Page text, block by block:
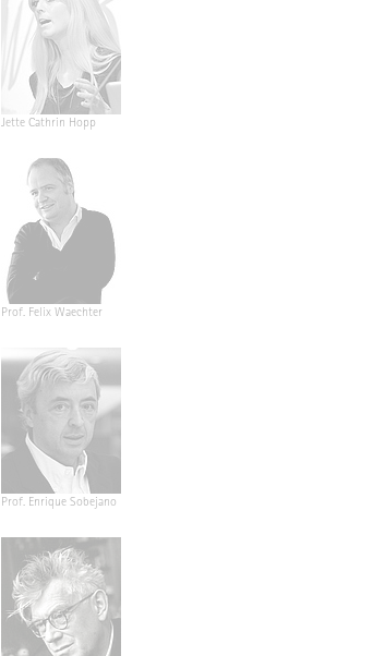
Jette Cathrin Hopp
Prof. Felix Waechter
Prof. Enrique Sobejano